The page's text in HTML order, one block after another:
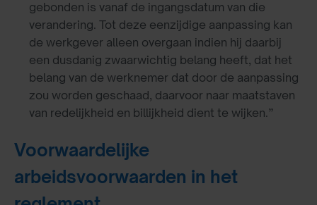
gebonden is vanaf de ingangsdatum van die
verandering. Tot deze eenzijdige aanpassing kan
de werkgever alleen overgaan indien hij daarbij
een dusdanig zwaarwichtig belang heeft, dat het
belang van de werknemer dat door de aanpassing
zou worden geschaad, daarvoor naar maatstaven
van redelijkheid en billijkheid dient te wijken.”
Voorwaardelijke
arbeidsvoorwaarden in het